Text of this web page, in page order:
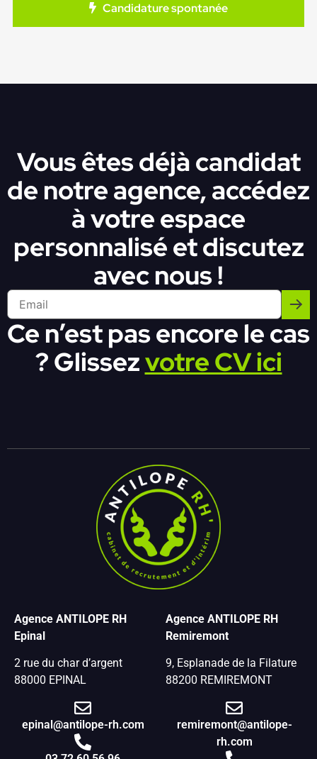
Candidature spontanée
Vous êtes déjà candidat
de notre agence, accédez
à votre espace
personnalisé et discutez
avec nous !
Ce n’est pas encore le cas
? Glissezvotre CV ici
Agence ANTILOPE RH
Epinal
2 rue du char d’argent
88000 EPINAL
epinal@antilope-rh.com
Agence ANTILOPE RH
Remiremont
9, Esplanade de la Filature
88200 REMIREMONT
remiremont@antilope-
rh.com